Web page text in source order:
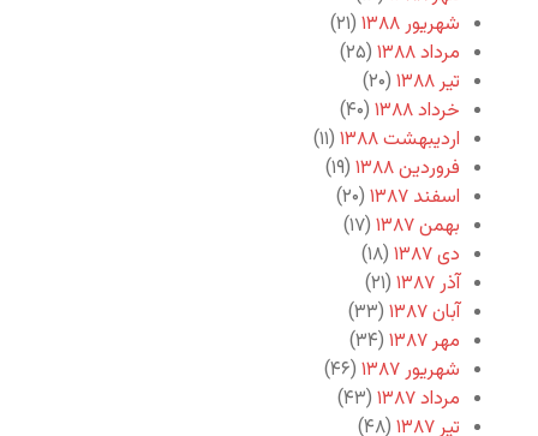
شهریور ۱۳۸۸
(۲۱)
مرداد ۱۳۸۸
(۲۵)
تیر ۱۳۸۸
(۲۰)
خرداد ۱۳۸۸
(۴۰)
اردیبهشت ۱۳۸۸
(۱۱)
فروردین ۱۳۸۸
(۱۹)
اسفند ۱۳۸۷
(۲۰)
بهمن ۱۳۸۷
(۱۷)
دی ۱۳۸۷
(۱۸)
آذر ۱۳۸۷
(۲۱)
آبان ۱۳۸۷
(۳۳)
مهر ۱۳۸۷
(۳۴)
شهریور ۱۳۸۷
(۴۶)
مرداد ۱۳۸۷
(۴۳)
تیر ۱۳۸۷
(۴۸)